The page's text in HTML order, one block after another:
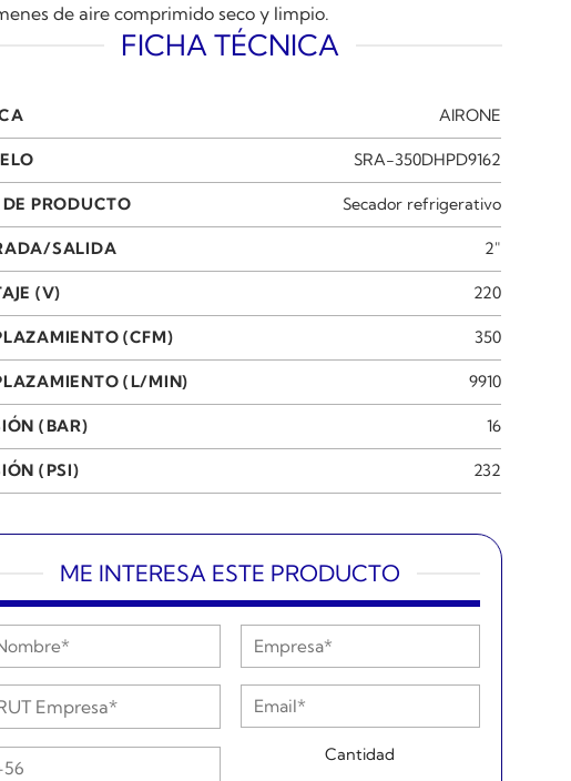
de aire comprimido seco y limpio.
FICHA TÉCNICA
AIRONE
SRA-350DHPD9162
PRODUCTO Secador refrigerativo
SALIDA 2"
(V) 220
(CFM) 350
(L/MIN) 9910
(BAR) 16
(PSI) 232
ME INTERESA ESTE PRODUCTO
Cantidad